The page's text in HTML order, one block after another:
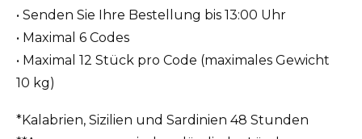
• Senden Sie Ihre Bestellung bis 13:00 Uhr
• Maximal 6 Codes
• Maximal 12 Stück pro Code (maximales Gewicht
10 kg)
*Kalabrien, Sizilien und Sardinien 48 Stunden